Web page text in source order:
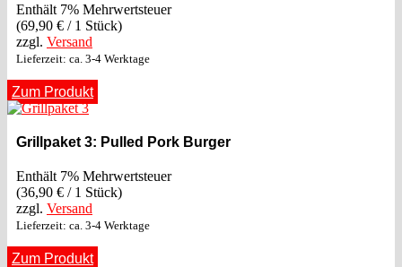
Enthält 7% Mehrwertsteuer
(69,90 € / 1 Stück)
zzgl. Versand
Lieferzeit: ca. 3-4 Werktage
Zum Produkt
Grillpaket 3: Pulled Pork Burger
Enthält 7% Mehrwertsteuer
(36,90 € / 1 Stück)
zzgl. Versand
Lieferzeit: ca. 3-4 Werktage
Zum Produkt